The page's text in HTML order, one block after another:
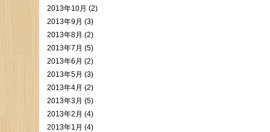
2013年10月 (2)
2013年9月 (3)
2013年8月 (2)
2013年7月 (5)
2013年6月 (2)
2013年5月 (3)
2013年4月 (2)
2013年3月 (5)
2013年2月 (4)
2013年1月 (4)